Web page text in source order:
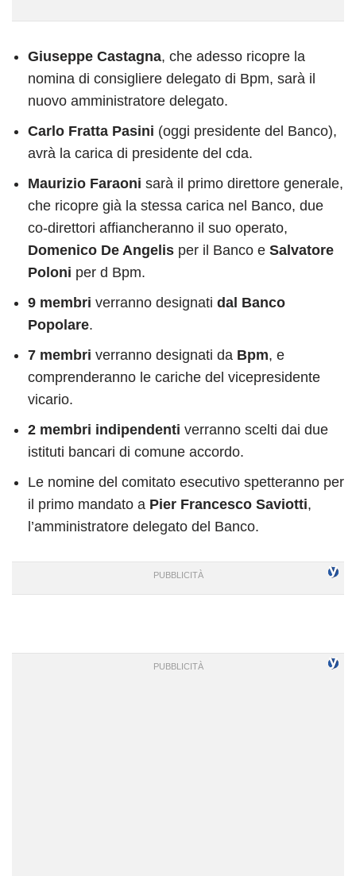
Giuseppe Castagna, che adesso ricopre la
nomina di consigliere delegato di Bpm, sarà il
nuovo amministratore delegato.
Carlo Fratta Pasini (oggi presidente del Banco),
avrà la carica di presidente del cda.
Maurizio Faraoni sarà il primo direttore generale,
che ricopre già la stessa carica nel Banco, due
co-direttori affiancheranno il suo operato,
Domenico De Angelis per il Banco e Salvatore
Poloni per d Bpm.
9 membri verranno designati dal Banco
Popolare.
7 membri verranno designati da Bpm, e
comprenderanno le cariche del vicepresidente
vicario.
2 membri indipendenti verranno scelti dai due
istituti bancari di comune accordo.
Le nomine del comitato esecutivo spetteranno per
il primo mandato a Pier Francesco Saviotti,
l’amministratore delegato del Banco.